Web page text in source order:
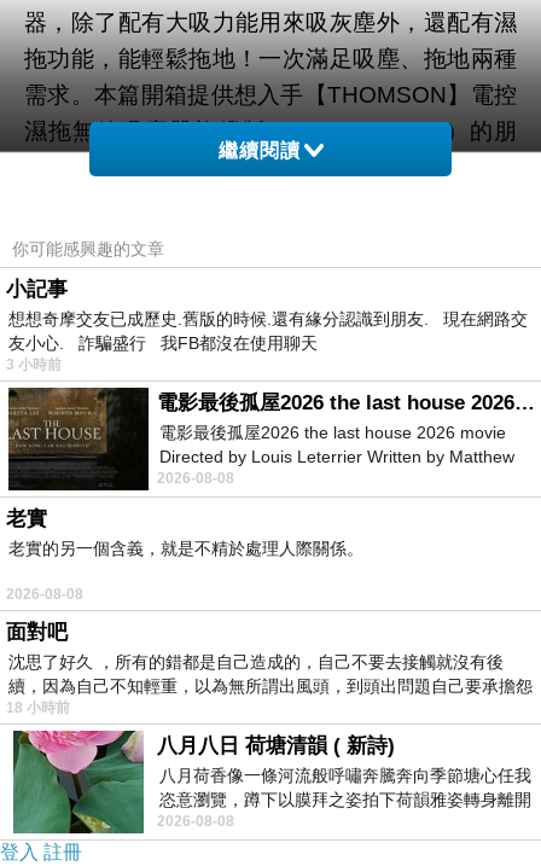
器，除了配有大吸力能用來吸灰塵外，還配有濕
拖功能，能輕鬆拖地！一次滿足吸塵、拖地兩種
需求。本篇開箱提供想入手【THOMSON】電控
濕拖無線吸塵器旗艦版（TM-SAV52D-A）的朋
友可參考，文章分成三個部分，第一個分享產品
分開箱給大家一探裡面有些什麼內容物以及細看
這產品的細節，最後則是分享我實際體驗感受給
各位參考！
產品包裝
經過幾天等待，廠商終於寄來了吸塵器了！超大
一箱 😆😆😆 裡面真的非常多東西～～～
繼續閱讀
你可能感興趣的文章
小記事
想想奇摩交友已成歷史.舊版的時候.還有緣分認識到朋友. 現在網路交
友小心. 詐騙盛行 我FB都沒在使用聊天
3 小時前
電影最後孤屋2026 the last house 2026 movie
電影最後孤屋2026 the last house 2026 movie
Directed by Louis Leterrier Written by Matthew
Robinson Starring Greta Lee Wa
2026-08-08
老實
老實的另一個含義，就是不精於處理人際關係。
2026-08-08
面對吧
沈思了好久 ，所有的錯都是自己造成的，自己不要去接觸就沒有後
續，因為自己不知輕重，以為無所謂出風頭，到頭出問題自己要承擔怨
不
18 小時前
八月八日 荷塘清韻 ( 新詩)
八月荷香像一條河流般呼嘯奔騰奔向季節塘心任我
恣意瀏覽，蹲下以膜拜之姿拍下荷韻雅姿轉身離開
時我把美麗的遐想掛在亭亭葉柄上盼望
2026-08-08
登入 註冊